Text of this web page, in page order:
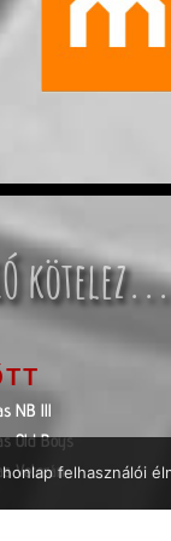
NB lll
Old Boys
Veteránfelhasználói